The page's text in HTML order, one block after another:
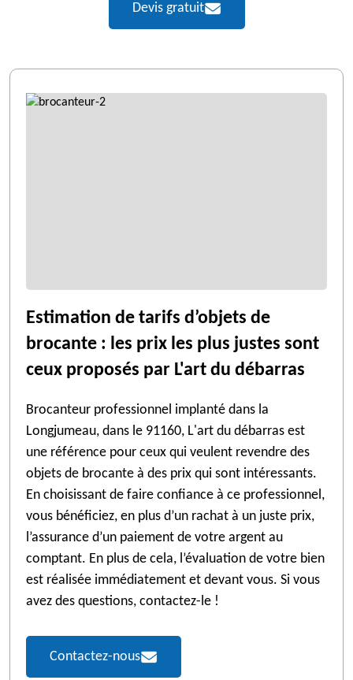
Devis gratuit
Estimation de tarifs d’objets de
brocante : les prix les plus justes sont
ceux proposés par L'art du débarras
Brocanteur professionnel implanté dans la
Longjumeau, dans le 91160, L'art du débarras est
une référence pour ceux qui veulent revendre des
objets de brocante à des prix qui sont intéressants.
En choisissant de faire confiance à ce professionnel,
vous bénéficiez, en plus d’un rachat à un juste prix,
l’assurance d’un paiement de votre argent au
comptant. En plus de cela, l’évaluation de votre bien
est réalisée immédiatement et devant vous. Si vous
avez des questions, contactez-le !
Contactez-nous